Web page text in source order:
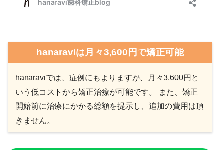
hanaraviは月々3,600円で矯正可能
hanaraviでは、症例にもよりますが、月々3,600円と
いう低コストから矯正治療が可能です。 また、矯正
開始前に治療にかかる総額を提示し、追加の費用は頂
きません。